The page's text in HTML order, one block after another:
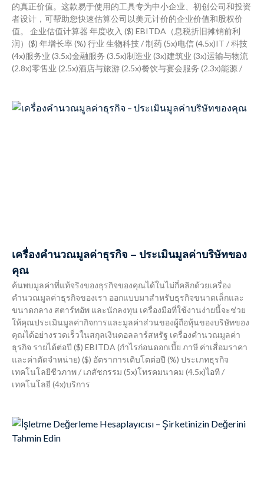
的真正价值。这款易于使用的工具专为中小企业、初创公司和投资
者设计，可帮助您快速估算公司以美元计价的企业价值和股权价
值。 企业估值计算器 年度收入 ($) EBITDA（息税折旧摊销前利
润）($) 年增长率 (%) 行业 生物科技 / 制药 (5x)电信 (4.5x)IT / 科技
(4x)服务业 (3.5x)金融服务 (3.5x)制造业 (3x)建筑业 (3x)运输与物流
(2.8x)零售业 (2.5x)酒店与旅游 (2.5x)餐饮与宴会服务 (2.3x)能源 /
เครื่องคำนวณมูลค่าธุรกิจ – ประเมินมูลค่าบริษัทของ
คุณ
ค้นพบมูลค่าที่แท้จริงของธุรกิจของคุณได้ในไม่กี่คลิกด้วยเครื่อง
คำนวณมูลค่าธุรกิจของเรา ออกแบบมาสำหรับธุรกิจขนาดเล็กและ
ขนาดกลาง สตาร์ทอัพ และนักลงทุน เครื่องมือที่ใช้งานง่ายนี้จะช่วย
ให้คุณประเมินมูลค่ากิจการและมูลค่าส่วนของผู้ถือหุ้นของบริษัทของ
คุณได้อย่างรวดเร็วในสกุลเงินดอลลาร์สหรัฐ เครื่องคำนวณมูลค่า
ธุรกิจ รายได้ต่อปี ($) EBITDA (กำไรก่อนดอกเบี้ย ภาษี ค่าเสื่อมราคา
และค่าตัดจำหน่าย) ($) อัตราการเติบโตต่อปี (%) ประเภทธุรกิจ
เทคโนโลยีชีวภาพ / เภสัชกรรม (5x)โทรคมนาคม (4.5x)ไอที /
เทคโนโลยี (4x)บริการ